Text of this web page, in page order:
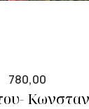
780,00